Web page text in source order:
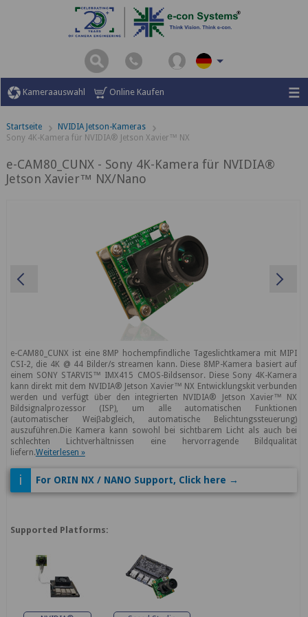
Kameraauswahl Online Kaufen
Startseite
NVIDIA Jetson-Kameras
Sony 4K-Kamera für NVIDIA® Jetson Xavier™ NX
e-CAM80_CUNX - Sony 4K-Kamera für NVIDIA®
Jetson Xavier™ NX/Nano
e-CAM80_CUNX ist eine 8MP hochempfindliche Tageslichtkamera mit MIPI
CSI-2, die 4K @ 44 Bilder/s streamen kann. Diese 8MP-Kamera basiert auf
einem SONY STARVIS™ IMX415 CMOS-Bildsensor. Diese Sony 4K-Kamera
kann direkt mit dem NVIDIA® Jetson Xavier™ NX Entwicklungskit verbunden
werden und verfügt über den integrierten NVIDIA® Jetson Xavier™ NX
Bildsignalprozessor (ISP), um alle automatischen Funktionen
(automatischer Weiβabgleich, automatische Belichtungssteuerung)
auszuführen.Die Kamera kann sowohl bei sichtbarem Licht als auch bei
schlechten Lichtverhältnissen eine hervorragende Bildqualität
liefern.Weiterlesen »
i For ORIN NX / NANO Support, Click here →
Supported Platforms: